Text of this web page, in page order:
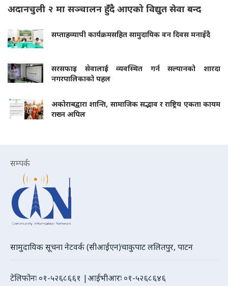
अदानचुली २ मा सञ्चालन हुँदै आएको विद्युत सेवा बन्द
सप्ताहव्यापी कार्यक्रमसहित सामुदायिक वन दिवस मनाइँदै
सरसफाइ सेवालाई व्यवस्थित गर्न सल्यानको शारदा
नगरपालिकाको पहल
अकोराबद्वारा शान्ति, सामाजिक सद्भाव र राष्ट्रिय एकता कायम
राख्न अपिल
सम्पर्क
सामुदायिक सूचना नेटवर्क (सीआईएन)चाकुपाट ललितपुर, पाटन
टेलिफोनः ०१-५२६८६६१ |आईभीआरः ०१-५२६८६४६